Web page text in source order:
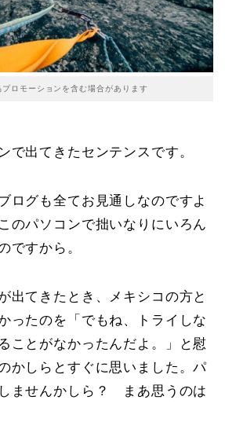
ロモーションを含む場合があります
で出てきたセンテンスです。
ログも全てお見通しなのですよ
のパソコンで拙いなりにいろん
ですから。
出てきたとき、メキシコの方と
ったのを「でもね、トライしな
ことがなかったんだよ。」と慰
かしらとすぐに思いました。パ
ませんかしら？ まあ思うのは